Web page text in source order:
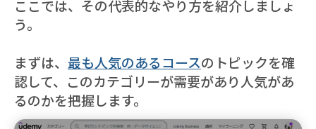
ここでは、その代表的なやり方を紹介しましょ
う。
まずは、 最も人気のあるコースのトピックを確
認して、このカテゴリーが需要があり人気があ
るのかを把握します。